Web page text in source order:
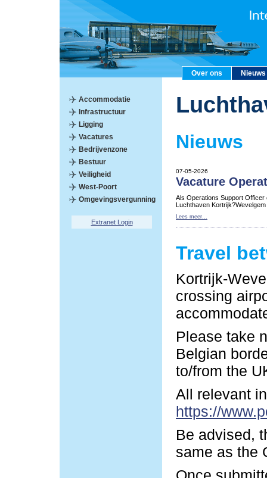
Over ons Nieuws
Accommodatie
Infrastructuur
Ligging
Vacatures
Bedrijvenzone
Bestuur
Veiligheid
West-Poort
Omgevingsvergunning
Extranet Login
Nieuws
07-05-2026
Vacature
Als Operations Support Officer
Luchthaven
Lees meer...
Travel
Kortrijk-
crossing
Please take
Belgian
to/from the
All relevant
https://
Be advised,
same as the